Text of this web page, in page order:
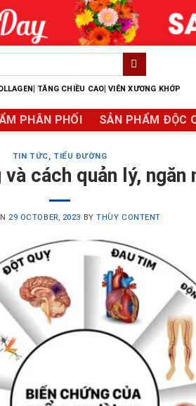
| TĂNG CHIỀU CAO|VIÊN XƯƠNG KHỚP
PHÂN PHỐI SẢN PHẨM ĐỘC
TIN TỨC, TIỂU ĐƯỜNG
cách quản lý, ngăn
29 OCTOBER, 2023 BYTHÙY CONTENT